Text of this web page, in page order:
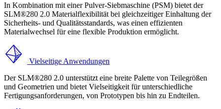
In Kombination mit einer Pulver-Siebmaschine (PSM) bietet der
SLM®280 2.0 Materialflexibilität bei gleichzeitiger Einhaltung der
Sicherheits- und Qualitätsstandards, was einen effizienten
Materialwechsel für eine flexible Produktion ermöglicht.
Vielseitige Anwendungen
Der SLM®280 2.0 unterstützt eine breite Palette von Teilegrößen
und Geometrien und bietet Vielseitigkeit für unterschiedliche
Fertigungsanforderungen, von Prototypen bis hin zu Endteilen.